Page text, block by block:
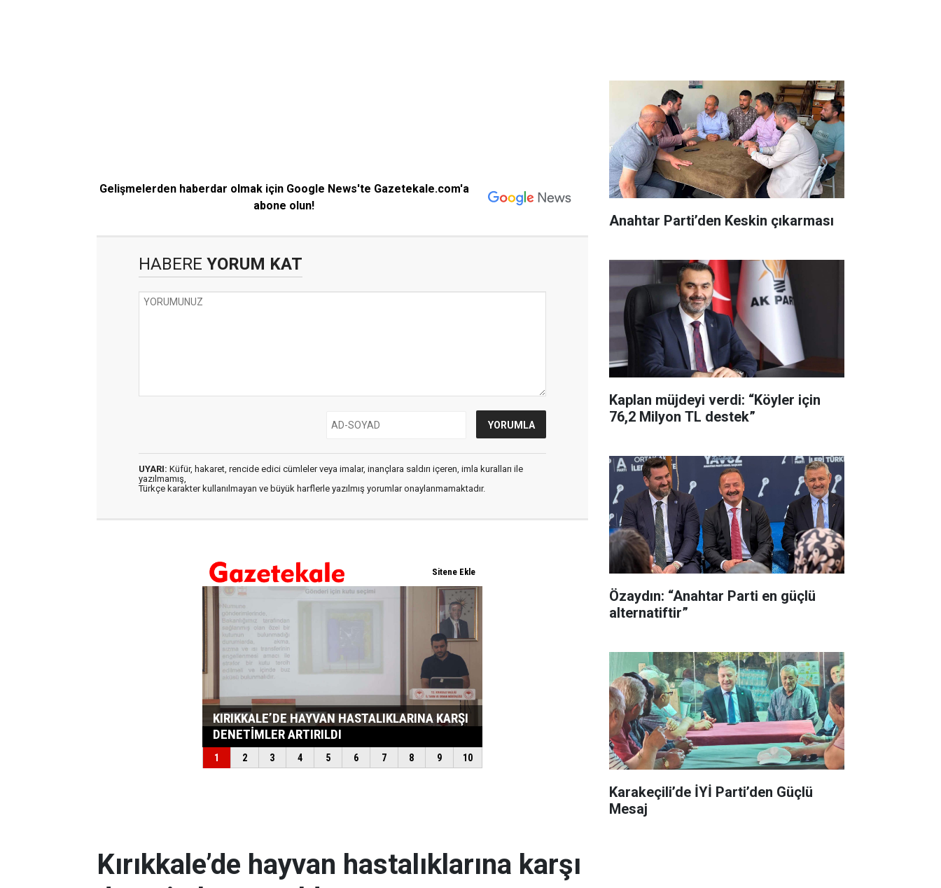
Gelişmelerden haberdar olmak için Google News'te Gazetekale.com'a
abone olun!
HABERE YORUM KAT
UYARI: Küfür, hakaret, rencide edici cümleler veya imalar, inançlara saldırı içeren, imla kuralları ile
yazılmamış,
Türkçe karakter kullanılmayan ve büyük harflerle yazılmış yorumlar onaylanmamaktadır.
Anahtar Parti’den Keskin çıkarması
Kaplan müjdeyi verdi: “Köyler için
76,2 Milyon TL destek”
Özaydın: “Anahtar Parti en güçlü
alternatiftir”
Karakeçili’de İYİ Parti’den Güçlü
Mesaj
Kırıkkale’de hayvan hastalıklarına karşı